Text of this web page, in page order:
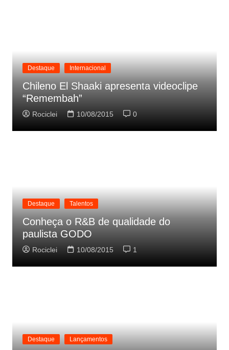
Destaque Internacional
Chileno El Shaaki apresenta videoclipe
“Remembah”
Rociclei 10/08/2015 0
Destaque Talentos
Conheça o R&B de qualidade do
paulista GODO
Rociclei 10/08/2015 1
Destaque Lançamentos